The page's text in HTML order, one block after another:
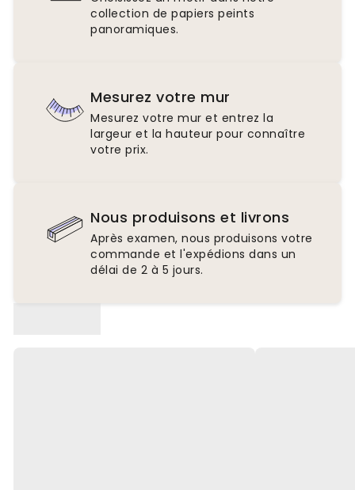
collection de papiers peints
panoramiques.
Mesurez votre mur
Mesurez votre mur et entrez la
largeur et la hauteur pour connaître
votre prix.
Nous produisons et livrons
Après examen, nous produisons votre
commande et l'expédions dans un
délai de 2 à 5 jours.